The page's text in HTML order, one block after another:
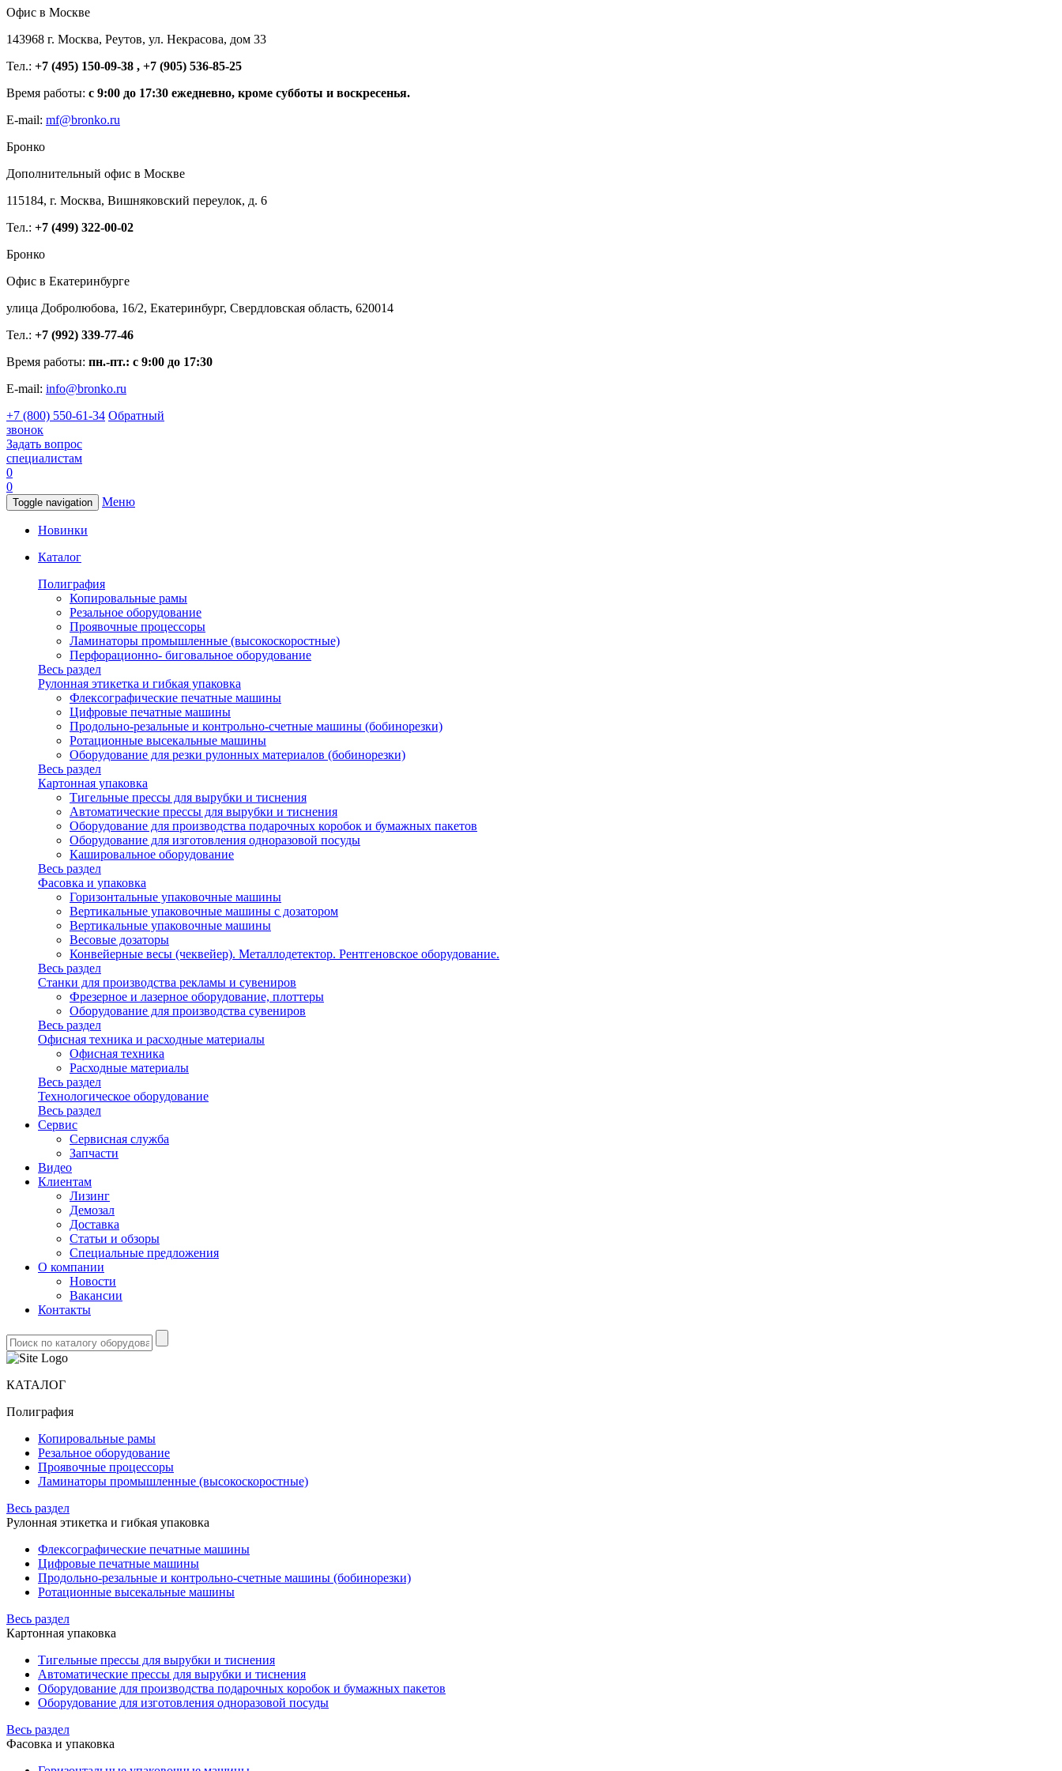
Офис в Москве
143968 г. Москва, Реутов, ул. Некрасова, дом 33
Тел.: +7 (495) 150-09-38 , +7 (905) 536-85-25
Время работы: с 9:00 до 17:30 ежедневно, кроме субботы и воскресенья.
E-mail: mf@bronko.ru
Бронко
Дополнительный офис в Москве
115184, г. Москва, Вишняковский переулок, д. 6
Тел.: +7 (499) 322-00-02
Бронко
Офис в Екатеринбурге
улица Добролюбова, 16/2, Екатеринбург, Свердловская область, 620014
Тел.: +7 (992) 339-77-46
Время работы: пн.-пт.: с 9:00 до 17:30
E-mail: info@bronko.ru
+7 (800) 550-61-34 Обратный
звонок
Задать вопрос
специалистам
0
0
Toggle navigation Меню
Новинки
Каталог
Полиграфия
Копировальные рамы
Резальное оборудование
Проявочные процессоры
Ламинаторы промышленные (высокоскоростные)
Перфорационно- биговальное оборудование
Весь раздел
Рулонная этикетка и гибкая упаковка
Флексографические печатные машины
Цифровые печатные машины
Продольно-резальные и контрольно-счетные машины (бобинорезки)
Ротационные высекальные машины
Оборудование для резки рулонных материалов (бобинорезки)
Весь раздел
Картонная упаковка
Тигельные прессы для вырубки и тиснения
Автоматические прессы для вырубки и тиснения
Оборудование для производства подарочных коробок и бумажных пакетов
Оборудование для изготовления одноразовой посуды
Кашировальное оборудование
Весь раздел
Фасовка и упаковка
Горизонтальные упаковочные машины
Вертикальные упаковочные машины с дозатором
Вертикальные упаковочные машины
Весовые дозаторы
Конвейерные весы (чеквейер). Металлодетектор. Рентгеновское оборудование.
Весь раздел
Станки для производства рекламы и сувениров
Фрезерное и лазерное оборудование, плоттеры
Оборудование для производства сувениров
Весь раздел
Офисная техника и расходные материалы
Офисная техника
Расходные материалы
Весь раздел
Технологическое оборудование
Весь раздел
Сервис
Сервисная служба
Запчасти
Видео
Клиентам
Лизинг
Демозал
Доставка
Статьи и обзоры
Специальные предложения
О компании
Новости
Вакансии
Контакты
КАТАЛОГ
Полиграфия
Копировальные рамы
Резальное оборудование
Проявочные процессоры
Ламинаторы промышленные (высокоскоростные)
Весь раздел
Рулонная этикетка и гибкая упаковка
Флексографические печатные машины
Цифровые печатные машины
Продольно-резальные и контрольно-счетные машины (бобинорезки)
Ротационные высекальные машины
Весь раздел
Картонная упаковка
Тигельные прессы для вырубки и тиснения
Автоматические прессы для вырубки и тиснения
Оборудование для производства подарочных коробок и бумажных пакетов
Оборудование для изготовления одноразовой посуды
Весь раздел
Фасовка и упаковка